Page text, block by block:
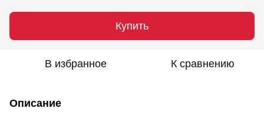
Купить
В избранное К сравнению
Описание